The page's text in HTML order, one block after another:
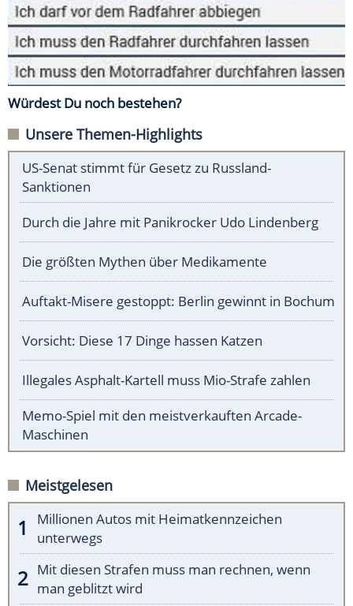
Würdest Du noch bestehen?
Unsere Themen-Highlights
US-Senat stimmt für Gesetz zu Russland-
Sanktionen
Durch die Jahre mit Panikrocker Udo Lindenberg
Die größten Mythen über Medikamente
Auftakt-Misere gestoppt: Berlin gewinnt in Bochum
Vorsicht: Diese 17 Dinge hassen Katzen
Illegales Asphalt-Kartell muss Mio-Strafe zahlen
Memo-Spiel mit den meistverkauften Arcade-
Maschinen
Meistgelesen
Millionen Autos mit Heimatkennzeichen
unterwegs
Mit diesen Strafen muss man rechnen, wenn
man geblitzt wird